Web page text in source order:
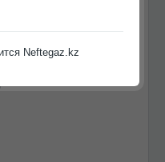
и
Neftegaz.kz